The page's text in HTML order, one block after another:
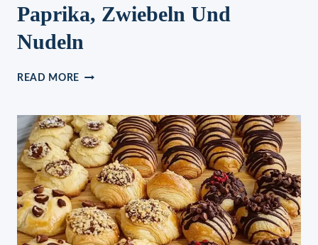
Paprika, Zwiebeln Und
Nudeln
READ MORE KÖSTLICHES
PAPRIKA,
ZWIEBELN
UND
NUDELN